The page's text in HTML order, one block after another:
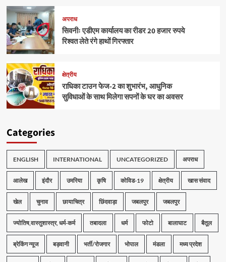
अपराध
सिवनीः एडीएम कार्यालय का रीडर 20 हजार रुपये
रिश्वत लेते रंगे हाथों गिरफ्तार
क्षेत्रीय
राधिका टाउन फेज-2 का शुभारंभ, आधुनिक
सुविधाओं के साथ मिलेगा सपनों के घर का अवसर
Categories
ENGLISH INTERNATIONAL UNCATEGORIZED अपराध
आलेख इंदौर उमरिया कृषि कोविड-19 क्षेत्रीय खास संवाद
खेल चुनाव छायाचित्र छिंदवाड़ा जबलपुर जबलपुर
ज्योतिष,वास्तुशास्त्र, धर्म-कर्म तबादला धर्म फोटो बालाघाट बैतूल
ब्रेकिंग न्यूज बड़वानी भर्ती/रोजगार भोपाल मंडला मध्य प्रदेश